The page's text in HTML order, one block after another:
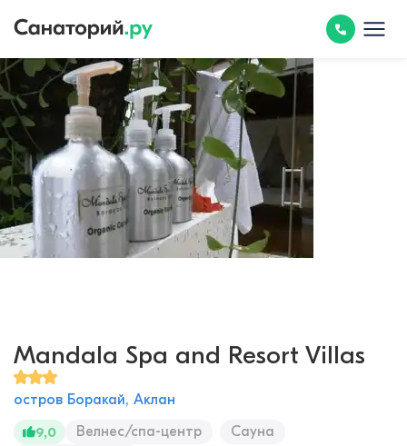
Mandala Spa and Resort Villas
остров Боракай, Аклан
9,0
Велнес/спа-центр
Сауна